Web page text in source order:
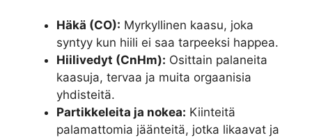
Häkä (CO): Myrkyllinen kaasu, joka
syntyy kun hiili ei saa tarpeeksi happea.
Hiilivedyt (CnHm): Osittain palaneita
kaasuja, tervaa ja muita orgaanisia
yhdisteitä.
Partikkeleita ja nokea: Kiinteitä
palamattomia jäänteitä, jotka likaavat ja